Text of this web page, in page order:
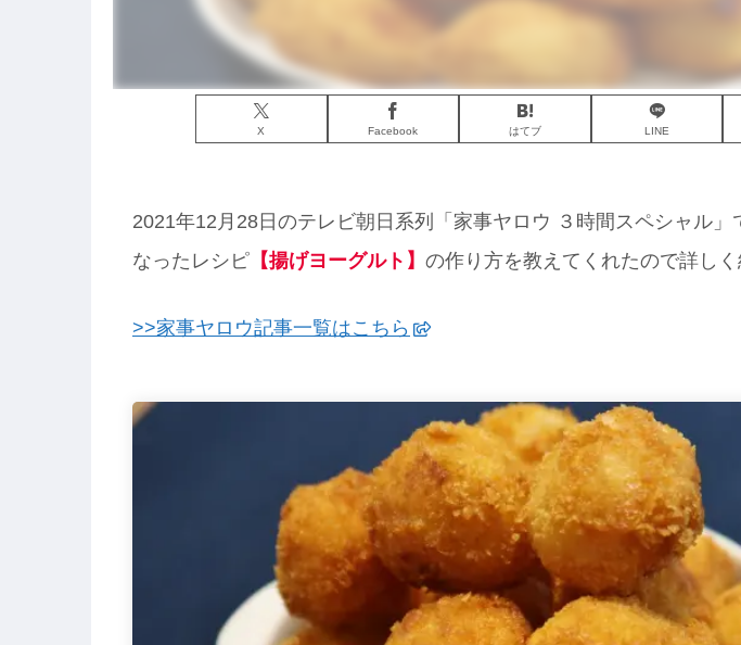
X Facebook はてブ LINE
2021年12月28日のテレビ朝日系列「家事ヤロウ ３時間スペシャル」
なったレシピ 【揚げヨーグルト】 の作り方を教えてくれたので詳しく
>>家事ヤロウ記事一覧はこちら